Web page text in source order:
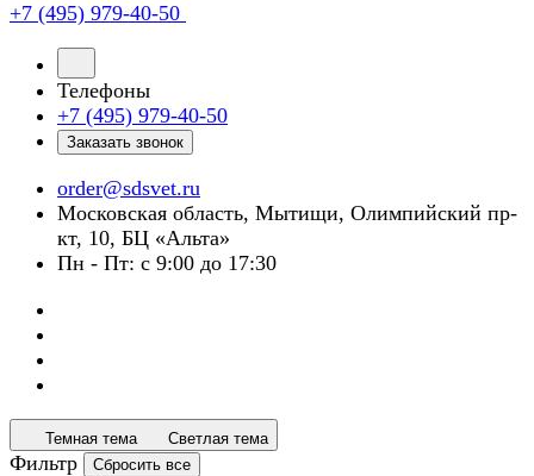
+7 (495) 979-40-50
Телефоны
+7 (495) 979-40-50
Заказать звонок
order@sdsvet.ru
Московская область, Мытищи, Олимпийский пр-
кт, 10, БЦ «Альта»
Пн - Пт: с 9:00 до 17:30
Темная тема Светлая тема
Фильтр Сбросить все